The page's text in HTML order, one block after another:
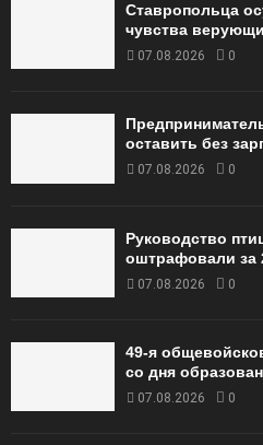
Ставропольца
чувства
07.08.2026 0
оставить без
07.08.2026 0
Руководство
оштрафовали за
07.08.2026 0
49‑я
со дня
07.08.2026 0